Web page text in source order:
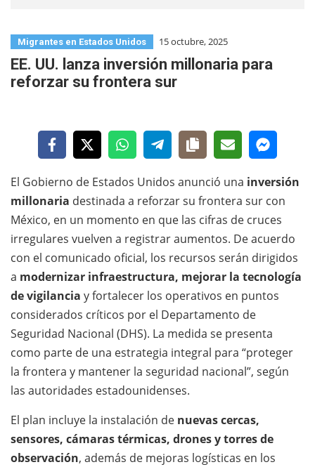
Migrantes en Estados Unidos 15 octubre, 2025
EE. UU. lanza inversión millonaria para
reforzar su frontera sur
El Gobierno de Estados Unidos anunció una inversión
millonaria destinada a reforzar su frontera sur con
México, en un momento en que las cifras de cruces
irregulares vuelven a registrar aumentos. De acuerdo
con el comunicado oficial, los recursos serán dirigidos
a modernizar infraestructura, mejorar la tecnología
de vigilancia y fortalecer los operativos en puntos
considerados críticos por el Departamento de
Seguridad Nacional (DHS). La medida se presenta
como parte de una estrategia integral para “proteger
la frontera y mantener la seguridad nacional”, según
las autoridades estadounidenses.
El plan incluye la instalación de nuevas cercas,
sensores, cámaras térmicas, drones y torres de
observación, además de mejoras logísticas en los